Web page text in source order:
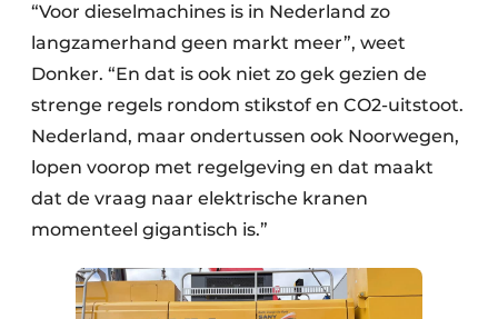
“Voor dieselmachines is in Nederland zo
langzamerhand geen markt meer”, weet
Donker. “En dat is ook niet zo gek gezien de
strenge regels rondom stikstof en CO2-uitstoot.
Nederland, maar ondertussen ook Noorwegen,
lopen voorop met regelgeving en dat maakt
dat de vraag naar elektrische kranen
momenteel gigantisch is.”